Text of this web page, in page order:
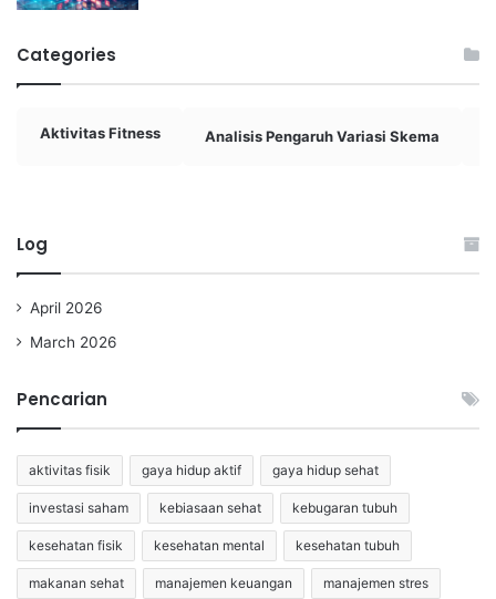
Categories
Aktivitas Fitness Analisis Pengaruh Variasi Skema
Log
April 2026
March 2026
Pencarian
aktivitas fisik gaya hidup aktif gaya hidup sehat
investasi saham kebiasaan sehat kebugaran tubuh
kesehatan fisik kesehatan mental kesehatan tubuh
makanan sehat manajemen keuangan manajemen stres